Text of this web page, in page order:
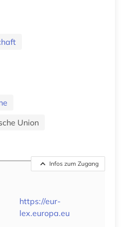
Union
Infos zum Zugang
https://eur-
lex.europa.eu